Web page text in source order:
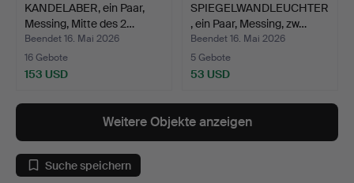
KANDELABER, ein Paar,
Messing, Mitte des 2…
Beendet 16. Mai 2026
16 Gebote
153 USD
SPIEGELWANDLEUCHTER
, ein Paar, Messing, zw…
Beendet 16. Mai 2026
5 Gebote
53 USD
Weitere Objekte anzeigen
Suche speichern